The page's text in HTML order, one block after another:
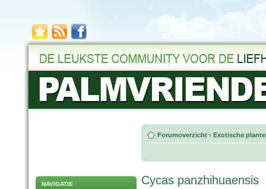
NAVIGATIE
Forumoverzicht ‹ Exotische
Cycas panzhihuaensis